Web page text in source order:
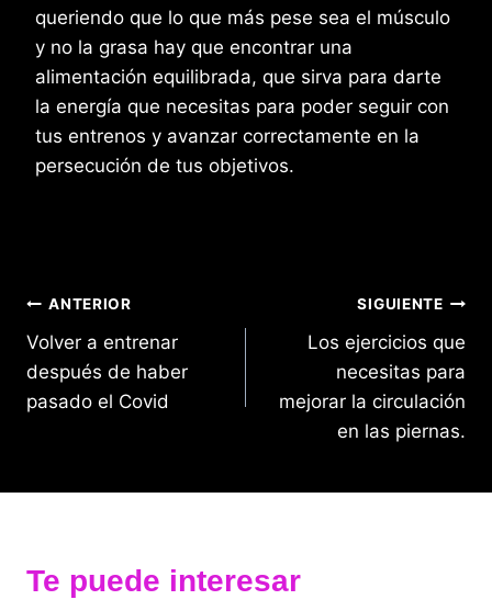
queriendo que lo que más pese sea el músculo
y no la grasa hay que encontrar una
alimentación equilibrada, que sirva para darte
la energía que necesitas para poder seguir con
tus entrenos y avanzar correctamente en la
persecución de tus objetivos.
Navegación
de
entradas
ANTERIOR
Volver a entrenar
después de haber
pasado el Covid
SIGUIENTE
Los ejercicios que
necesitas para
mejorar la circulación
en las piernas.
Te puede interesar